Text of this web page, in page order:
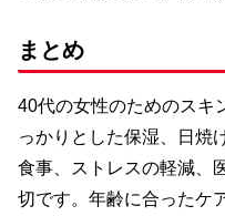
まとめ
40代の女性のためのスキ
っかりとした保湿、日焼
食事、ストレスの軽減、
切です。年齢に合ったケ